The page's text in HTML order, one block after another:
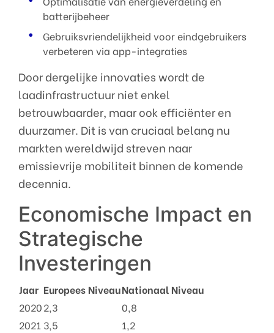
batterijbeheer
Gebruiksvriendelijkheid voor eindgebruikers
verbeteren via app-integraties
Door dergelijke innovaties wordt de
laadinfrastructuur niet enkel
betrouwbaarder, maar ook efficiënter en
duurzamer. Dit is van cruciaal belang nu
markten wereldwijd streven naar
emissievrije mobiliteit binnen de komende
decennia.
Economische Impact en
Strategische
Investeringen
Jaar Europees NiveauNationaal Niveau
20202,3
0,8
2021 3,5
1,2